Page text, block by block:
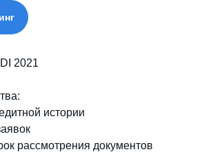
2021
истории
рассмотрения документов